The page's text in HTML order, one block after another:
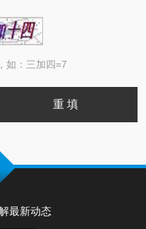
如：三加四=7
最新动态